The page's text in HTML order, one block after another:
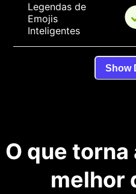
Legendas de
Emojis
Inteligentes
Show
O que torna
melhor